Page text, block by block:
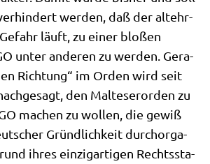
wer­den, daß der alt­ehr­
läuft, zu einer blo­ßen
unter ande­ren zu wer­den. Gera­
Rich­tung“ im Orden wird seit
den Mal­te­ser­or­den zu
machen zu wol­len, die gewiß
Gründ­lich­keit durch­or­ga­
ihres ein­zig­ar­ti­gen Rechts­sta­